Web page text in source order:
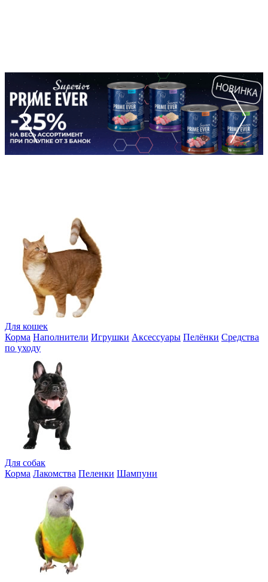
Для кошек
Корма Наполнители Игрушки Аксессуары Пелёнки Средства
по уходу
Для собак
Корма Лакомства Пеленки Шампуни